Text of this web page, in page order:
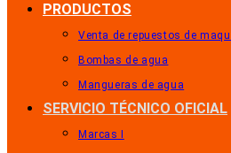
PRODUCTOS
Venta de repuestos de
Bombas de agua
Mangueras de agua
SERVICIO TÉCNICO OFICIAL
Marcas I